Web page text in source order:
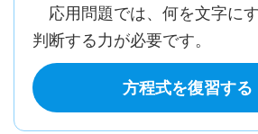
応用問題では、何を文字に
判断する力が必要です。
方程式を復習する